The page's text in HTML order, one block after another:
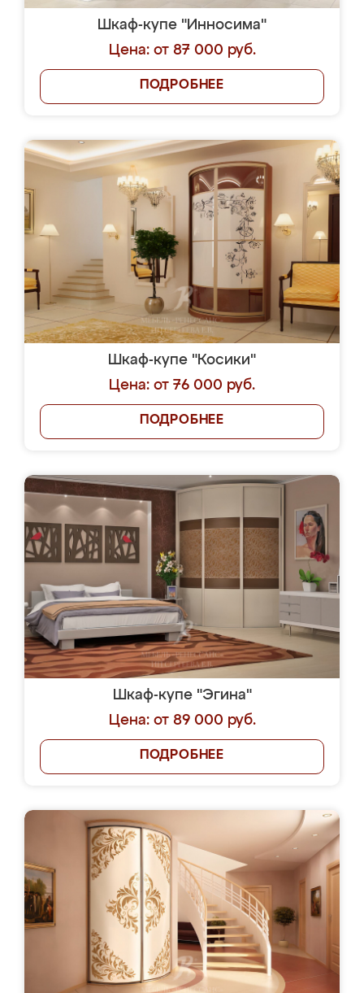
Шкаф-купе "Инносима"
Цена: от 87 000 руб.
ПОДРОБНЕЕ
Шкаф-купе "Косики"
Цена: от 76 000 руб.
ПОДРОБНЕЕ
Шкаф-купе "Эгина"
Цена: от 89 000 руб.
ПОДРОБНЕЕ